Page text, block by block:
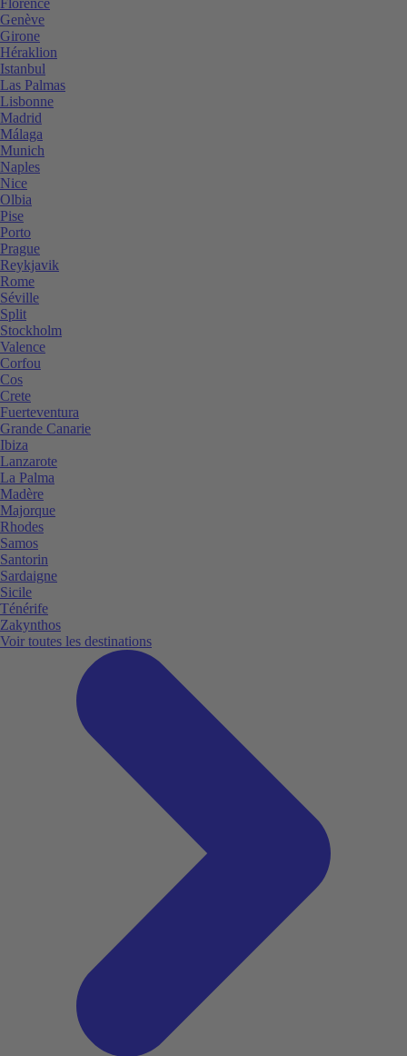
Genève
Girone
Héraklion
Istanbul
Las Palmas
Lisbonne
Madrid
Málaga
Munich
Naples
Nice
Olbia
Pise
Porto
Prague
Reykjavik
Rome
Séville
Split
Stockholm
Valence
Corfou
Cos
Crete
Fuerteventura
Grande Canarie
Ibiza
Lanzarote
La Palma
Madère
Majorque
Rhodes
Samos
Santorin
Sardaigne
Sicile
Ténérife
Zakynthos
Voir toutes les destinations